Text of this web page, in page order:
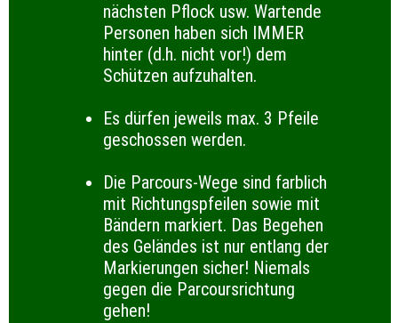
nächsten Pflock usw. Wartende
Personen haben sich IMMER
hinter (d.h. nicht vor!) dem
Schützen aufzuhalten.
Es dürfen jeweils max. 3 Pfeile
geschossen werden.
Die Parcours-Wege sind farblich
mit Richtungspfeilen sowie mit
Bändern markiert. Das Begehen
des Geländes ist nur entlang der
Markierungen sicher! Niemals
gegen die Parcoursrichtung
gehen!